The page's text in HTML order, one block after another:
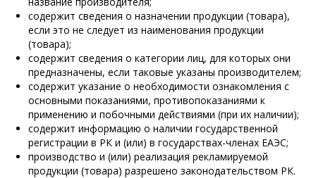
содержит сведения о назначении продукции (товара),
если это не следует из наименования продукции
(товара);
содержит сведения о категории лиц, для которых они
предназначены, если таковые указаны производителем;
содержит указание о необходимости ознакомления с
основными показаниями, противопоказаниями к
применению и побочными действиями (при их наличии);
содержит информацию о наличии государственной
регистрации в РК и (или) в государствах-членах ЕАЭС;
производство и (или) реализация рекламируемой
продукции (товара) разрешено законодательством РК.